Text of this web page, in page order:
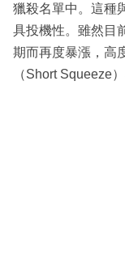
獵殺名單中。這種
具投機性。雖然目
期而再度暴漲，高
（Short Squeeze